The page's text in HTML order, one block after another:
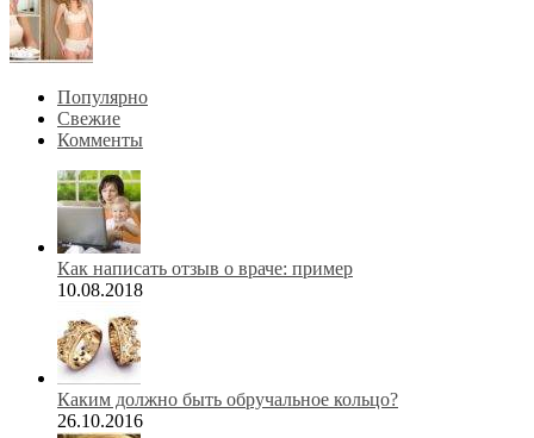
Популярно
Свежие
Комменты
Как написать отзыв о враче: пример
10.08.2018
Каким должно быть обручальное кольцо?
26.10.2016